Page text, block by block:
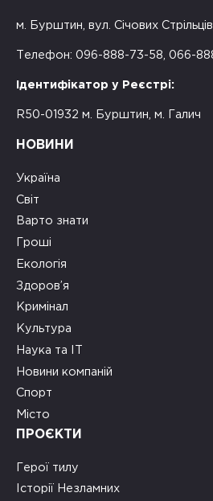
м. Бурштин, вул. Січових
Телефон: 096-888-73-58, 066-
Ідентифікатор у Реєстрі:
R50-01932 м. Бурштин, м. Галич
НОВИНИ
Україна
Світ
Варто знати
Гроші
Екологія
Здоров’я
Кримінал
Культура
Наука та ІТ
Новини компаній
Спорт
Місто
ПРОЄКТИ
Герої тилу
Історії Незламних